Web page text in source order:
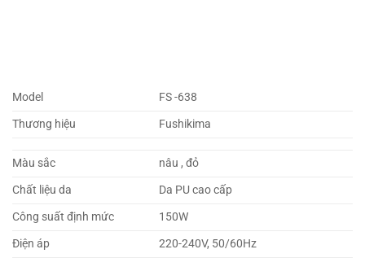
Model
FS -638
Thương hiệu
Fushikima
Màu sắc
nâu , đỏ
Chất liệu da
Da PU cao cấp
Công suất định mức
150W
Điện áp
220-240V, 50/60Hz